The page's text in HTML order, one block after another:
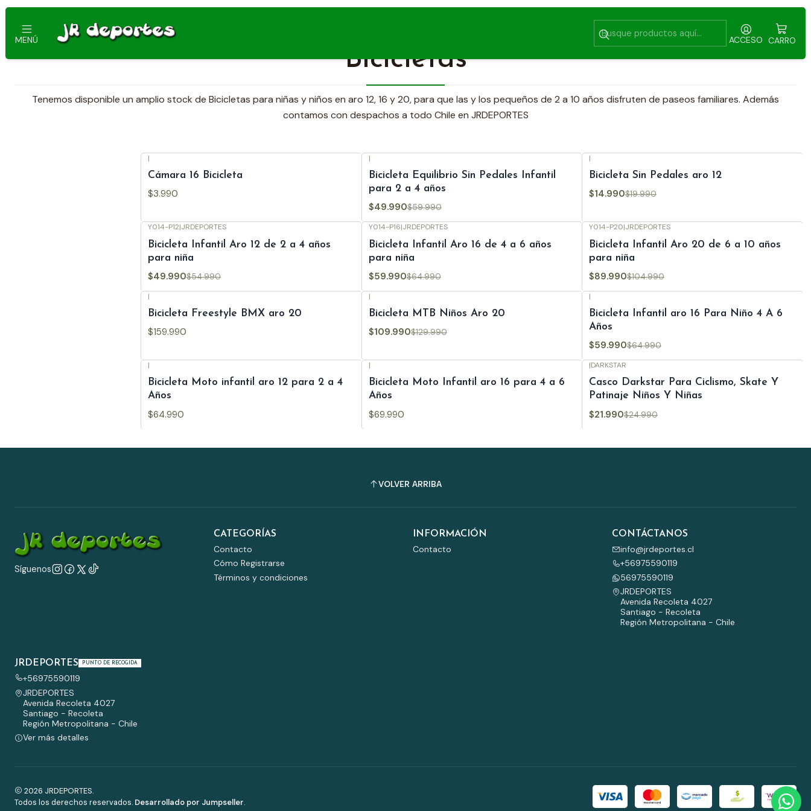
MENÚ ACCESO CARRO
Bicicletas
Tenemos disponible un amplio stock de Bicicletas para niñas y niños en aro 12, 16 y 20, para que las y los pequeños de 2 a 10 años disfruten de paseos familiares. Además
contamos con despachos a todo Chile en JRDEPORTES
|
Cámara 16 Bicicleta
$3.990
|
Bicicleta Equilibrio Sin Pedales Infantil
para 2 a 4 años
$49.990$59.990
|
Bicicleta Sin Pedales aro 12
$14.990$19.990
Y014-P12|JRDEPORTES
Bicicleta Infantil Aro 12 de 2 a 4 años
para niña
$49.990$54.990
Y014-P16|JRDEPORTES
Bicicleta Infantil Aro 16 de 4 a 6 años
para niña
$59.990$64.990
Y014-P20|JRDEPORTES
Bicicleta Infantil Aro 20 de 6 a 10 años
para niña
$89.990$104.990
|
Bicicleta Freestyle BMX aro 20
$159.990
Agotado
|
Bicicleta MTB Niños Aro 20
$109.990$129.990
|
Bicicleta Infantil aro 16 Para Niño 4 A 6
Años
$59.990$64.990
|
Bicicleta Moto infantil aro 12 para 2 a 4
Años
$64.990
|
Bicicleta Moto Infantil aro 16 para 4 a 6
Años
$69.990
|DARKSTAR
Casco Darkstar Para Ciclismo, Skate Y
Patinaje Niños Y Niñas
$21.990$24.990
VOLVER ARRIBA
Síguenos
CATEGORÍAS
Contacto
Cómo Registrarse
Términos y condiciones
INFORMACIÓN
Contacto
CONTÁCTANOS
info@jrdeportes.cl
+56975590119
56975590119
JRDEPORTES
Avenida Recoleta 4027
Santiago - Recoleta
Región Metropolitana - Chile
JRDEPORTES PUNTO DE RECOGIDA
+56975590119
JRDEPORTES
Avenida Recoleta 4027
Santiago - Recoleta
Región Metropolitana - Chile
Ver más detalles
2026 JRDEPORTES.
Todos los derechos reservados. Desarrollado por Jumpseller.